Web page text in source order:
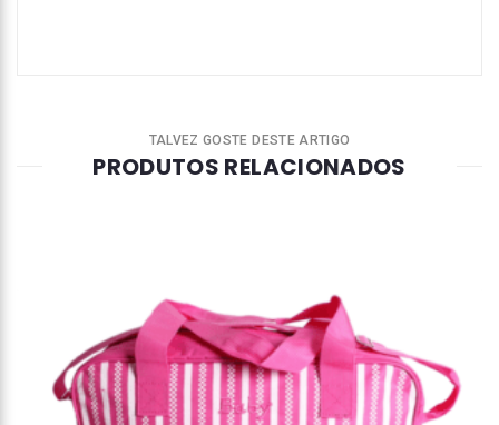
TALVEZ GOSTE DESTE ARTIGO
PRODUTOS RELACIONADOS